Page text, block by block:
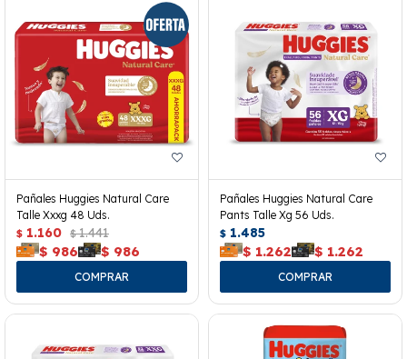
Pañales Huggies Natural Care
Talle Xxxg 48 Uds.
$ 1.160 $ 1.441
$ 986 $ 986
Pañales Huggies Natural Care
Pants Talle Xg 56 Uds.
$ 1.485
$ 1.262 $ 1.262